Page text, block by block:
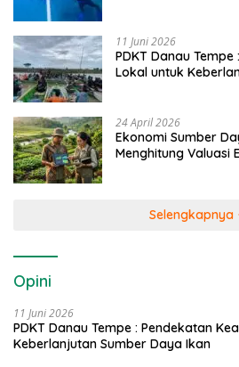
11 Juni 2026
PDKT Danau
Lokal untuk
24 April 2026
Ekonomi Sumber
Menghitung Valuasi
Selengkapnya
Opini
11 Juni 2026
PDKT Danau Tempe : Pendekatan
Keberlanjutan Sumber Daya Ikan